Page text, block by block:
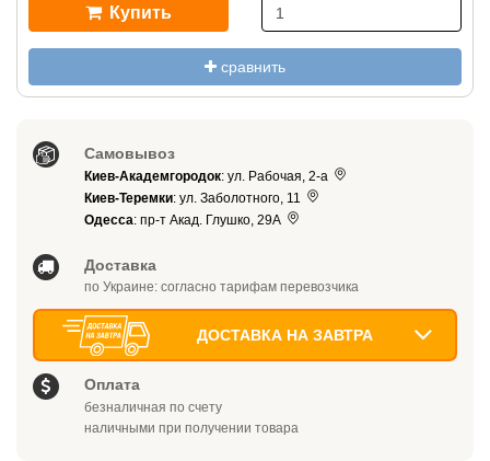
Купить
сравнить
Самовывоз
Киев-Академгородок: ул. Рабочая, 2-а
Киев-Теремки: ул. Заболотного, 11
Одесса: пр-т Акад. Глушко, 29А
Доставка
по Украине: согласно тарифам перевозчика
ДОСТАВКА НА ЗАВТРА
Оплата
безналичная по счету
наличными при получении товара